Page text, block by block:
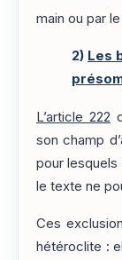
main ou par
2) Les
L’article 222
son champ
pour
le texte ne
Ces
hétéroclite :